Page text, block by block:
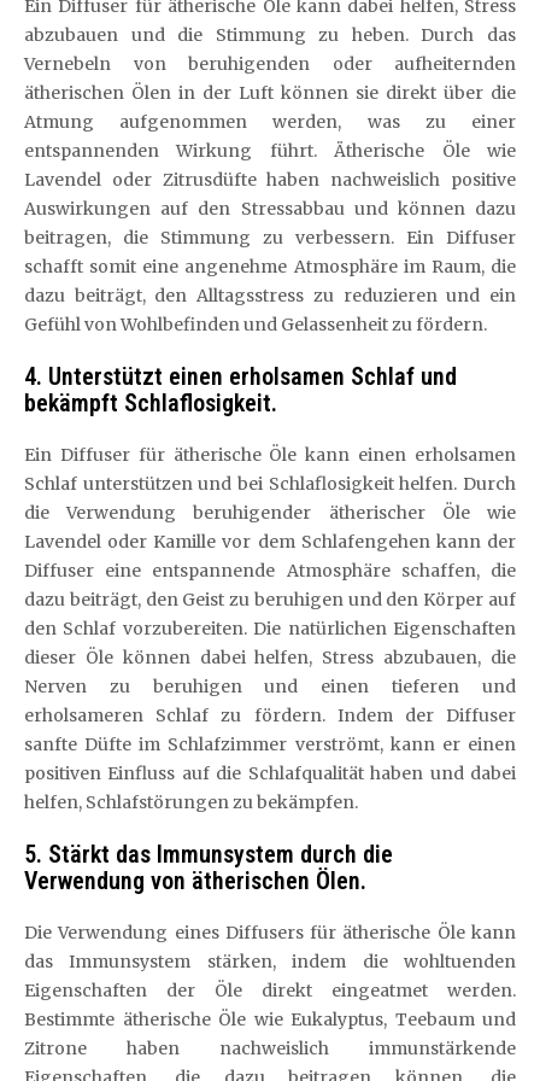
Ein Diffuser für ätherische Öle kann dabei helfen, Stress
abzubauen und die Stimmung zu heben. Durch das
Vernebeln von beruhigenden oder aufheiternden
ätherischen Ölen in der Luft können sie direkt über die
Atmung aufgenommen werden, was zu einer
entspannenden Wirkung führt. Ätherische Öle wie
Lavendel oder Zitrusdüfte haben nachweislich positive
Auswirkungen auf den Stressabbau und können dazu
beitragen, die Stimmung zu verbessern. Ein Diffuser
schafft somit eine angenehme Atmosphäre im Raum, die
dazu beiträgt, den Alltagsstress zu reduzieren und ein
Gefühl von Wohlbefinden und Gelassenheit zu fördern.
4. Unterstützt einen erholsamen Schlaf und
bekämpft Schlaflosigkeit.
Ein Diffuser für ätherische Öle kann einen erholsamen
Schlaf unterstützen und bei Schlaflosigkeit helfen. Durch
die Verwendung beruhigender ätherischer Öle wie
Lavendel oder Kamille vor dem Schlafengehen kann der
Diffuser eine entspannende Atmosphäre schaffen, die
dazu beiträgt, den Geist zu beruhigen und den Körper auf
den Schlaf vorzubereiten. Die natürlichen Eigenschaften
dieser Öle können dabei helfen, Stress abzubauen, die
Nerven zu beruhigen und einen tieferen und
erholsameren Schlaf zu fördern. Indem der Diffuser
sanfte Düfte im Schlafzimmer verströmt, kann er einen
positiven Einfluss auf die Schlafqualität haben und dabei
helfen, Schlafstörungen zu bekämpfen.
5. Stärkt das Immunsystem durch die
Verwendung von ätherischen Ölen.
Die Verwendung eines Diffusers für ätherische Öle kann
das Immunsystem stärken, indem die wohltuenden
Eigenschaften der Öle direkt eingeatmet werden.
Bestimmte ätherische Öle wie Eukalyptus, Teebaum und
Zitrone haben nachweislich immunstärkende